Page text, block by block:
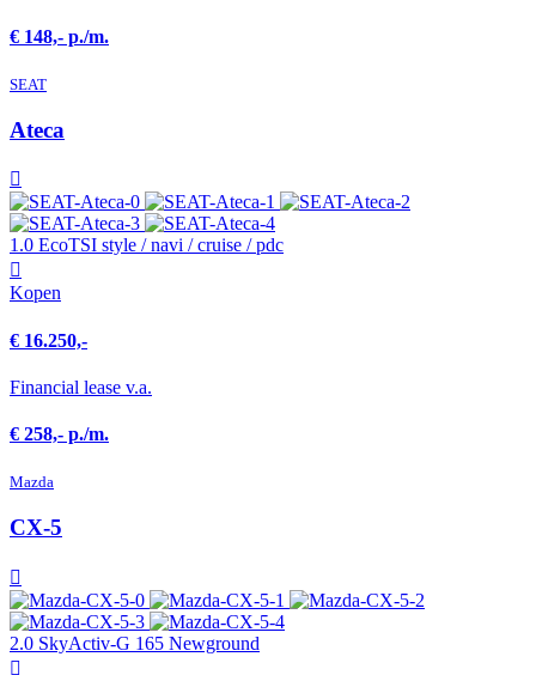
€ 148,- p./m.
SEAT
Ateca
1.0 EcoTSI style / navi / cruise / pdc
Kopen
€ 16.250,-
Financial lease v.a.
€ 258,- p./m.
Mazda
CX-5
2.0 SkyActiv-G 165 Newground